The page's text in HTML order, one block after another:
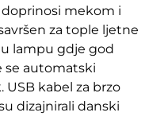
mekom i
za tople ljetne
lampu gdje god
se automatski
kabel za brzo
dizajnirali danski